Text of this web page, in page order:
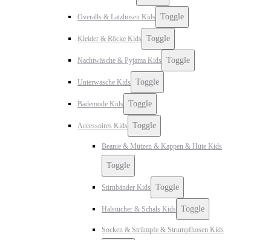
Overalls & Latzhosen Kids Toggle
Kleider & Röcke Kids Toggle
Nachtwäsche & Pyjama Kids Toggle
Unterwäsche Kids Toggle
Bademode Kids Toggle
Accessoires Kids Toggle
Beanie & Mützen & Kappen & Hüte Kids
Toggle
Stirnbänder Kids Toggle
Halstücher & Schals Kids Toggle
Socken & Strümpfe & Strumpfhosen Kids